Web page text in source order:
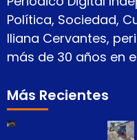
Política, Sociedad,
Iliana Cervantes,
más de 30 años en
Más Recientes